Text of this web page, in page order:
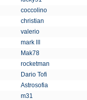
coccolino
christian
valerio
mark lll
Mak78
rocketman
Dario Tofi
Astrosofia
m31